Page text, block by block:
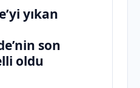
yıkan
son
oldu